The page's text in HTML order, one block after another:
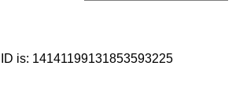
is: 14141199131853593225